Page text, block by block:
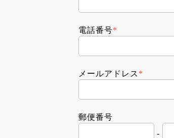
電話番号*
メールアドレス *
郵便番号
-